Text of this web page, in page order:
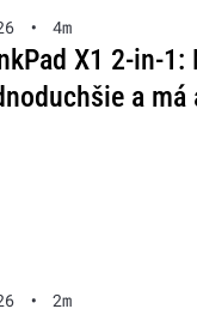
• 4m
X1 2-in-
a má
• 2m